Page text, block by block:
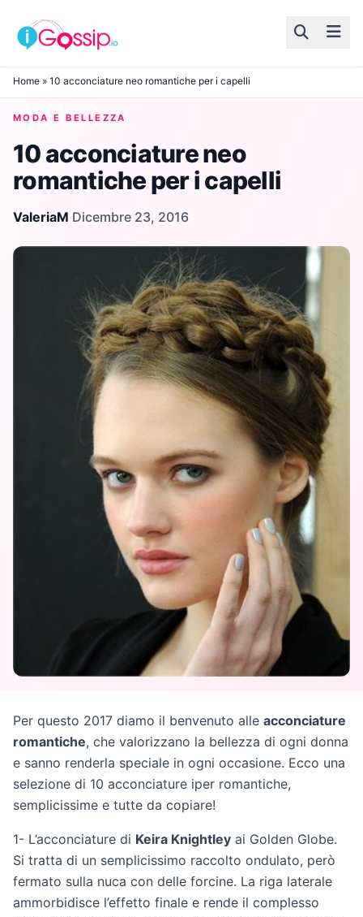
Skip to content
Home » 10 acconciature neo romantiche per i capelli
MODA E BELLEZZA
10 acconciature neo
romantiche per i capelli
ValeriaM·Dicembre 23, 2016
Per questo 2017 diamo il benvenuto alle acconciature
romantiche, che valorizzano la bellezza di ogni donna
e sanno renderla speciale in ogni occasione. Ecco una
selezione di 10 acconciature iper romantiche,
semplicissime e tutte da copiare!
1- L’acconciature di Keira Knightley ai Golden Globe.
Si tratta di un semplicissimo raccolto ondulato, però
fermato sulla nuca con delle forcine. La riga laterale
ammorbidisce l’effetto finale e rende il complesso